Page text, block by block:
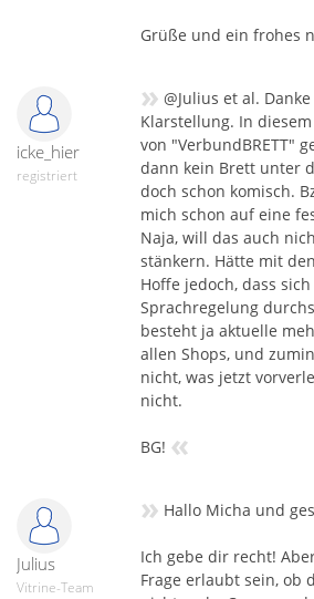
Grüße und ein frohes
icke_hier
registriert
» @Julius et al.
Klarstellung. In
von "VerbundBRETT"
dann kein Brett unter
doch schon komisch.
mich schon auf eine
Naja, will das auch
stänkern. Hätte mit
Hoffe jedoch, dass
Sprachregelung
besteht ja aktuelle
allen Shops, und
nicht, was jetzt
nicht.
BG! «
Julius
Vitrine-Team
» Hallo Micha und
Ich gebe dir recht!
Frage erlaubt sein, ob